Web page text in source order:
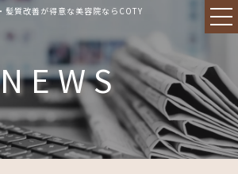
髪質改善が得意な美容院ならCOTY
NEWS